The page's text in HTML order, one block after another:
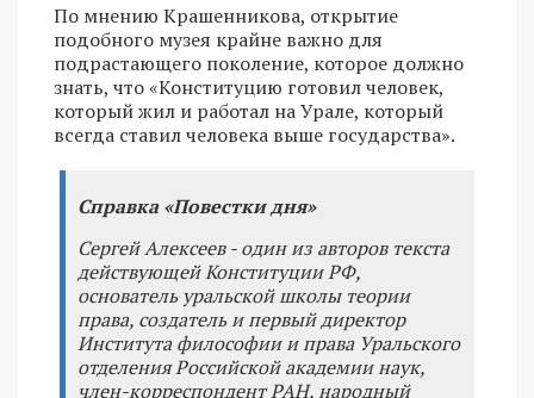
По мнению Крашенникова, открытие
подобного музея крайне важно для
подрастающего поколение, которое должно
знать, что «Конституцию готовил человек,
который жил и работал на Урале, который
всегда ставил человека выше государства».
Справка «Повестки дня»
Сергей Алексеев - один из авторов текста
действующей Конституции РФ,
основатель уральской школы теории
права, создатель и первый директор
Института философии и права Уральского
отделения Российской академии наук,
член-корреспондент РАН, народный